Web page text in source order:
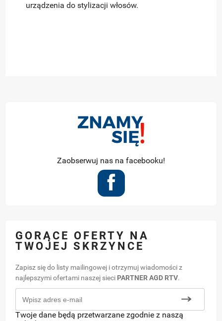
urządzenia do stylizacji włosów.
Zaobserwuj nas na facebooku!
GORĄCE OFERTY NA
TWOJEJ SKRZYNCE
Zapisz się do listy mailingowej i otrzymuj wiadomości z
najlepszymi ofertami naszej sieci PARTNER AGD RTV.
Twoje dane będą przetwarzane zgodnie z naszą